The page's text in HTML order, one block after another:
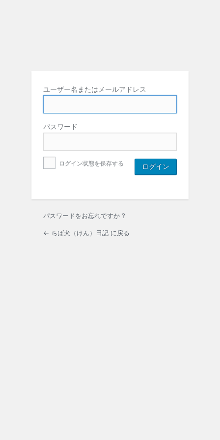
ユーザー名またはメールアドレス
パスワード
ログイン状態を保存する
パスワードをお忘れですか ?
← ちば犬（けん）日記 に戻る